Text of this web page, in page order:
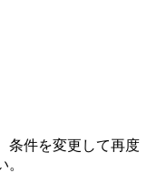
条件を変更して再度